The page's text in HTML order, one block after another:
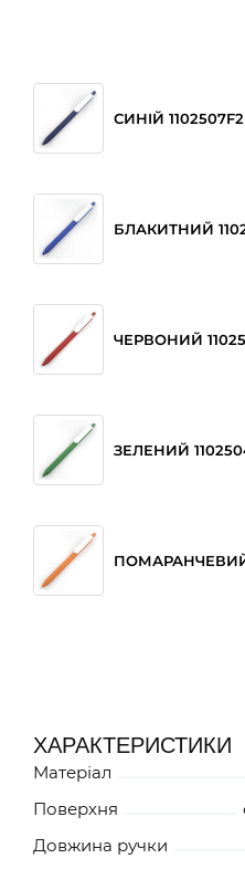
СИНІЙ 1102507F2
БЛАКИТНИЙ
ЧЕРВОНИЙ
ЗЕЛЕНИЙ
ПОМАРАНЧЕВИЙ
ХАРАКТЕРИСТИКИ
Матеріал
Поверхня
Довжина ручки